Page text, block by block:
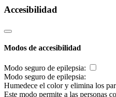
Accesibilidad
Modos de accesibilidad
Modo seguro de epilepsia:
Modo seguro de epilepsia:
Humedece el color y elimina los
Este modo permite a las personas